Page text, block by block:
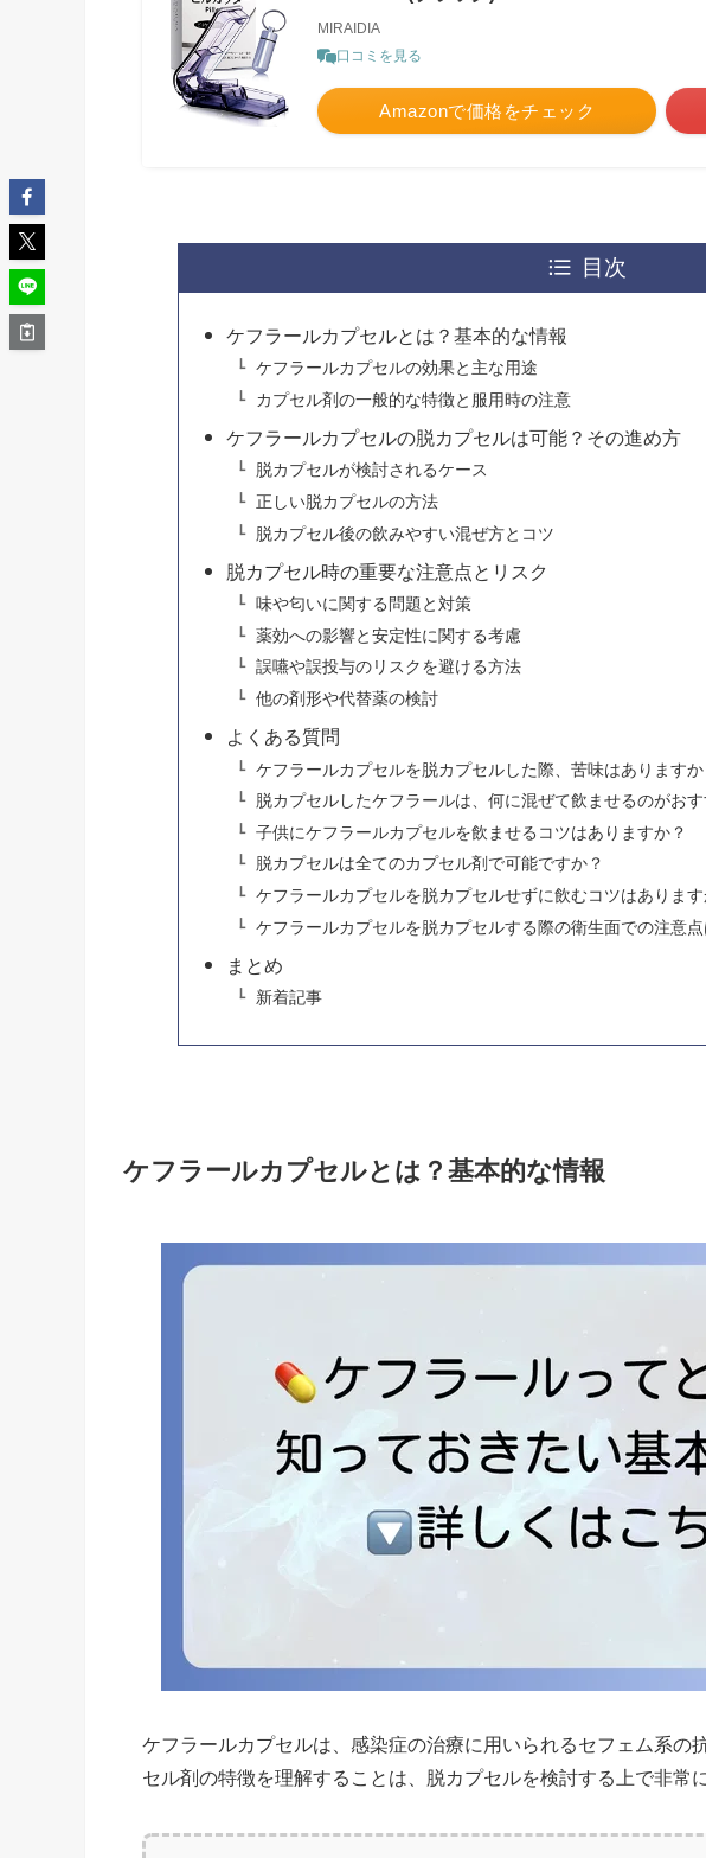
MIRAIDIA
口コミを見る
Amazonで価格をチェック
目次
ケフラールカプセルとは？基本的な情報
ケフラールカプセルの効果と主な用途
カプセル剤の一般的な特徴と服用時の注意
ケフラールカプセルの脱カプセルは可能？その進め方
脱カプセルが検討されるケース
正しい脱カプセルの方法
脱カプセル後の飲みやすい混ぜ方とコツ
脱カプセル時の重要な注意点とリスク
味や匂いに関する問題と対策
薬効への影響と安定性に関する考慮
誤嚥や誤投与のリスクを避ける方法
他の剤形や代替薬の検討
よくある質問
ケフラールカプセルを脱カプセルした際、苦味はありますか
脱カプセルしたケフラールは、何に混ぜて飲ませるのがお
子供にケフラールカプセルを飲ませるコツはありますか？
脱カプセルは全てのカプセル剤で可能ですか？
ケフラールカプセルを脱カプセルせずに飲むコツはあります
ケフラールカプセルを脱カプセルする際の衛生面での注意
まとめ
新着記事
ケフラールカプセルとは？基本的な情報
ケフラールカプセルは、感染症の治療に用いられるセフェム系の
セル剤の特徴を理解することは、脱カプセルを検討する上で非常